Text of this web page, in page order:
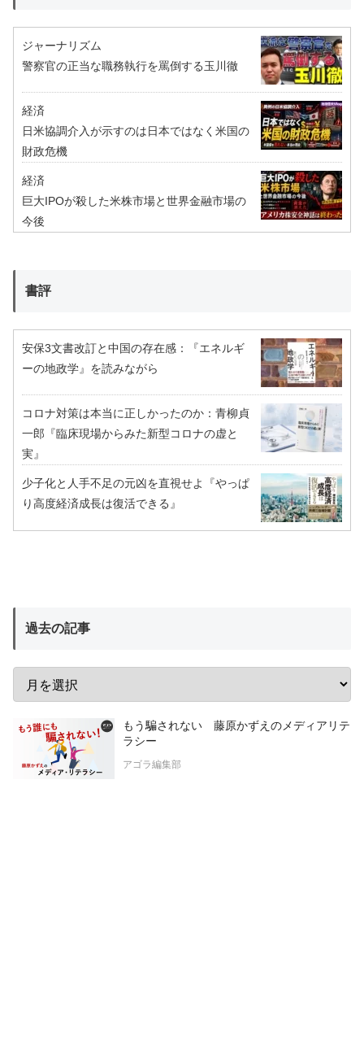
ジャーナリズム
警察官の正当な職務執行を罵倒する玉川徹
経済
日米協調介入が示すのは日本ではなく米国の
財政危機
経済
巨大IPOが殺した米株市場と世界金融市場の
今後
書評
安保3文書改訂と中国の存在感：『エネルギ
ーの地政学』を読みながら
コロナ対策は本当に正しかったのか：青柳貞
一郎『臨床現場からみた新型コロナの虚と
実』
少子化と人手不足の元凶を直視せよ『やっぱ
り高度経済成長は復活できる』
過去の記事
もう騙されない 藤原かずえのメディアリテ
ラシー
アゴラ編集部